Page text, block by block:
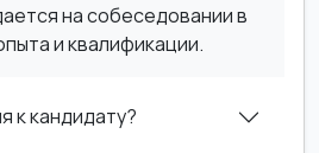
на собеседовании в
и квалификации.
к кандидату?